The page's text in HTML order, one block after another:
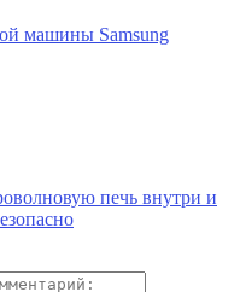
машины Samsung
печь внутри и